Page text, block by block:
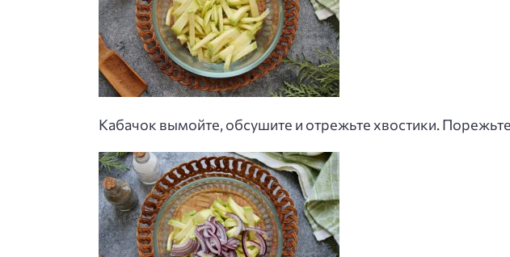
Кабачок вымойте, обсушите и отрежьте хвостики.